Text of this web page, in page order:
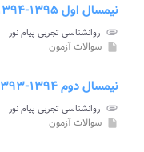
نیمسال اول ۱۳۹۵-۱۳۹۴
attachment روانشناسی تجربی پیام نور
insert_drive_file سوالات آزمون
نیمسال دوم ۱۳۹۴-۱۳۹۳
attachment روانشناسی تجربی پیام نور
insert_drive_file سوالات آزمون